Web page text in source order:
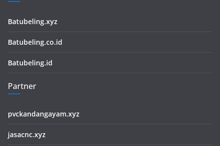
Batubeling.xyz
Batubeling.co.id
Batubeling.id
Partner
pvckandangayam.xyz
jasacnc.xyz